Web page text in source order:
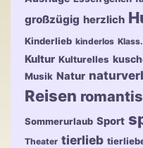
großzügig herzlich
Kinderlieb kinderlos
Kultur Kulturelles
Musik Natur
Reisen
Sommerurlaub Sport
Theater tierlieb